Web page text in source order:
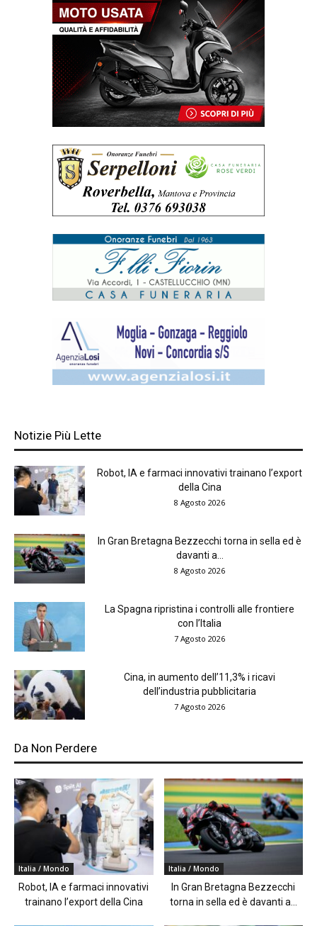
Notizie Più Lette
Robot, IA e farmaci innovativi trainano l’export
della Cina
8 Agosto 2026
In Gran Bretagna Bezzecchi torna in sella ed è
davanti a...
8 Agosto 2026
La Spagna ripristina i controlli alle frontiere
con l’Italia
7 Agosto 2026
Cina, in aumento dell’11,3% i ricavi
dell’industria pubblicitaria
7 Agosto 2026
Da Non Perdere
Italia / Mondo
Robot, IA e farmaci innovativi
trainano l’export della Cina
Italia / Mondo
In Gran Bretagna Bezzecchi
torna in sella ed è davanti a...